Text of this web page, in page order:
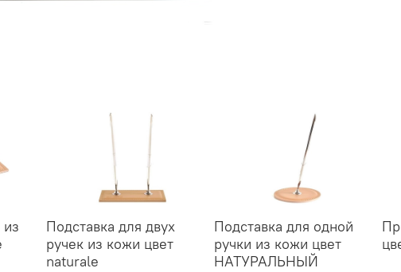
Подставка для двух
ручек из кожи цвет
naturale
Подставка для одной
ручки из кожи цвет
НАТУРАЛЬНЫЙ